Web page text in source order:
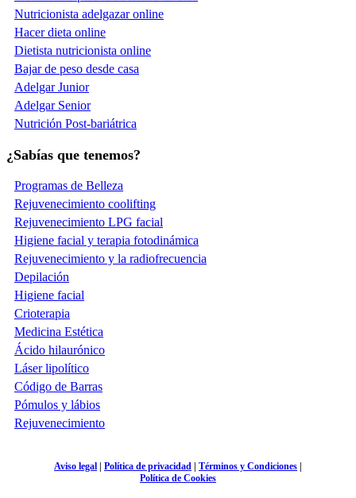
Nutricionista adelgazar online
Hacer dieta online
Dietista nutricionista online
Bajar de peso desde casa
Adelgar Junior
Adelgar Senior
Nutrición Post-bariátrica
¿Sabías que tenemos?
Programas de Belleza
Rejuvenecimiento coolifting
Rejuvenecimiento LPG facial
Higiene facial y terapia fotodinámica
Rejuvenecimiento y la radiofrecuencia
Depilación
Higiene facial
Crioterapia
Medicina Estética
Ácido hilaurónico
Láser lipolítico
Código de Barras
Pómulos y lábios
Rejuvenecimiento
Aviso legal | Política de privacidad | Términos y Condiciones |
Política de Cookies